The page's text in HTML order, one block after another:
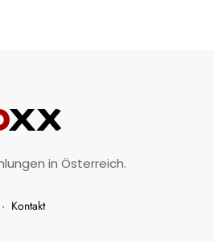
in Österreich.
· Kontakt